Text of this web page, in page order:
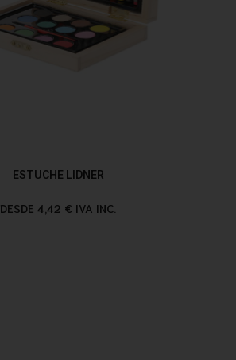
ESTUCHE LIDNER
DESDE 4,42 € IVA INC.